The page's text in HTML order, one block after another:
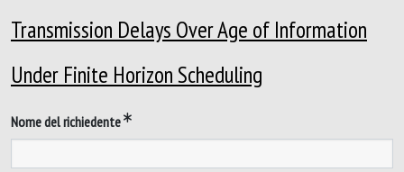
Transmission Delays Over Age of Information
Under Finite Horizon Scheduling
Nome del richiedente